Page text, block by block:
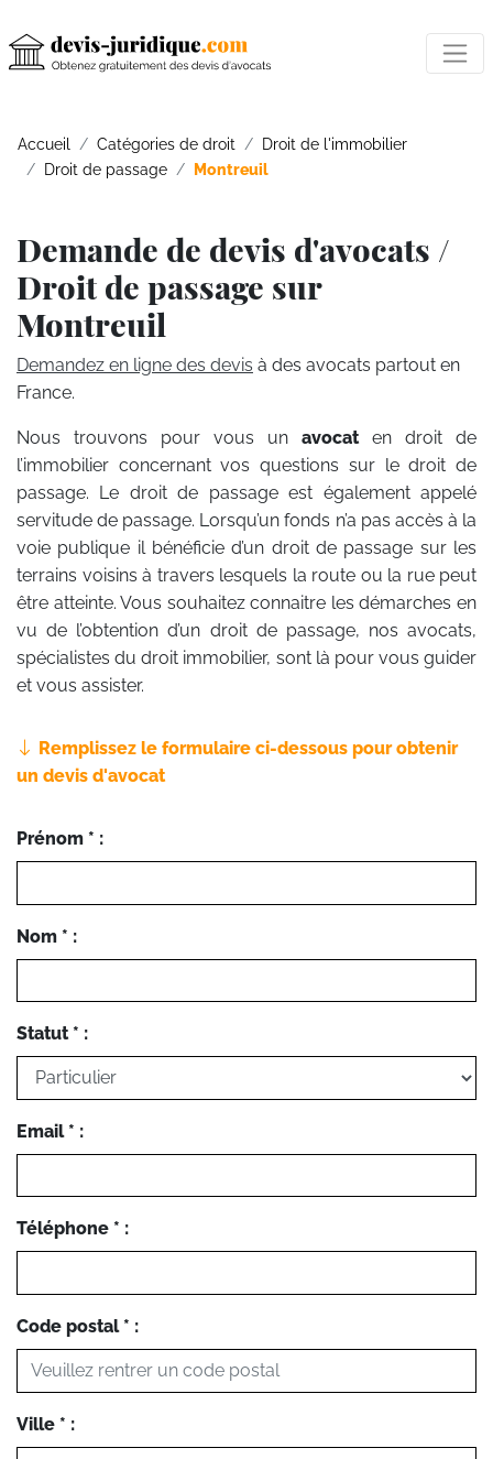
Accueil Catégories de droit
Droit de l'immobilier
Droit de passage
Montreuil
Demande de devis d'avocats /
Droit de passage sur
Montreuil
Demandez en ligne des devis à des avocats partout en
France.
Nous trouvons pour vous un avocat en droit de
l’immobilier concernant vos questions sur le droit de
passage. Le droit de passage est également appelé
servitude de passage. Lorsqu’un fonds n’a pas accès à la
voie publique il bénéficie d’un droit de passage sur les
terrains voisins à travers lesquels la route ou la rue peut
être atteinte. Vous souhaitez connaitre les démarches en
vu de l’obtention d’un droit de passage, nos avocats,
spécialistes du droit immobilier, sont là pour vous guider
et vous assister.
Remplissez le formulaire ci-dessous pour obtenir
un devis d'avocat
Prénom * :
Nom * :
Statut * :
Email * :
Téléphone * :
Code postal * :
Ville * :